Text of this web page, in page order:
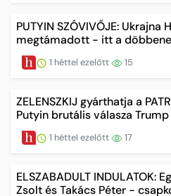
PUTYIN SZÓVIVŐJE:
megtámadott - itt a
1 héttel ezelőtt 15
ZELENSZKIJ gyárthatja a
Putyin brutális válasza
1 héttel ezelőtt 17
ELSZABADULT INDULATOK:
Zsolt és Takács Péter -